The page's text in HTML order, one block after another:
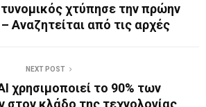
χτύπησε την πρώην
Αναζητείται από τις αρχές
NEXT POST
χρησιμοποιεί το 90% των
στον κλάδο της τεχνολογίας